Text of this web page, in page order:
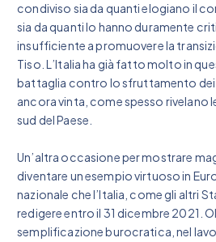
condiviso sia da quanti elogiano il
sia da quanti lo hanno duramente
insufficiente a promuovere la
Tiso. L’Italia ha già fatto molto in
battaglia contro lo sfruttamento dei
ancora vinta, come spesso rivelano
sud del Paese.
Un’altra occasione per mostrare
diventare un esempio virtuoso in
nazionale che l’Italia, come gli altri
redigere entro il 31 dicembre 2021.
semplificazione burocratica, nel